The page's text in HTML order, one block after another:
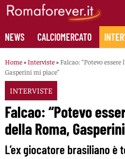
Skip
content
NEWS CALCIOMERCATO
Home»Interviste» Falcao: “Potevo
Gasperini mi piace”
INTERVISTE
Falcao: “Potevo
della Roma,
L’ex giocatore brasiliano è